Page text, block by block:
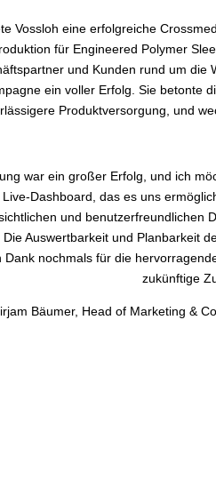
Vossloh eine erfolgreiche
für Engineered Polymer
und Kunden rund um die
ein voller Erfolg. Sie betonte
Produktversorgung, und
war ein großer Erfolg, und ich
Dashboard, das es uns
und benutzerfreundlichen
Auswertbarkeit und Planbarkeit
nochmals für die
zukünftige
Bäumer, Head of Marketing &